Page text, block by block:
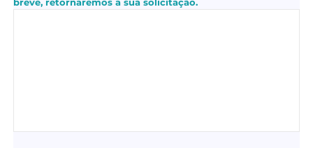
breve, retornaremos a sua solicitação.